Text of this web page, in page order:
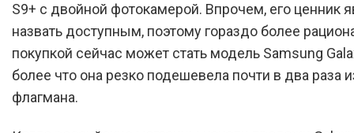
S9+ с двойной фотокамерой. Впрочем, его ценник
назвать доступным, поэтому гораздо более
покупкой сейчас может стать модель Samsung
более что она резко подешевела почти в два раза
флагмана.